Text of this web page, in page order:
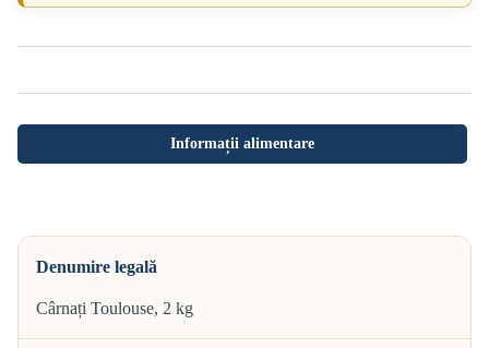
Informații alimentare
Denumire legală
Cârnați Toulouse, 2 kg